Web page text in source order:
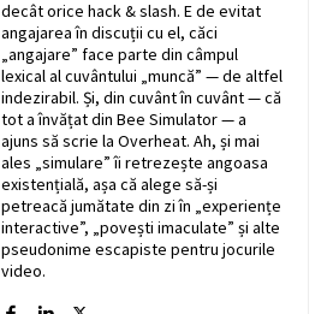
decât orice hack & slash. E de evitat
angajarea în discuții cu el, căci
„angajare” face parte din câmpul
lexical al cuvântului „muncă” — de altfel
indezirabil. Și, din cuvânt în cuvânt — că
tot a învățat din Bee Simulator — a
ajuns să scrie la Overheat. Ah, și mai
ales „simulare” îi retrezește angoasa
existențială, așa că alege să-și
petreacă jumătate din zi în „experiențe
interactive”, „povești imaculate” și alte
pseudonime escapiste pentru jocurile
video.